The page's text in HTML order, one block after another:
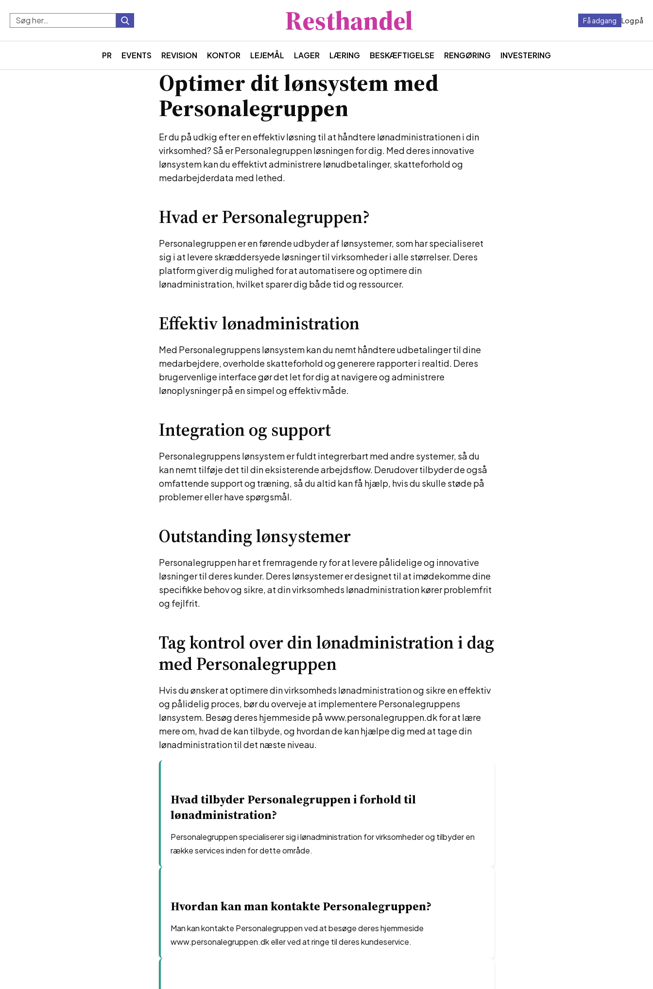
Resthandel Log på
Få adgang
PR EVENTS REVISION KONTOR LEJEMÅL LAGER LÆRING BESKÆFTIGELSE RENGØRING INVESTERING
Optimer dit lønsystem med
Personalegruppen
Er du på udkig efter en effektiv løsning til at håndtere lønadministrationen i din
virksomhed? Så er Personalegruppen løsningen for dig. Med deres innovative
lønsystem kan du effektivt administrere lønudbetalinger, skatteforhold og
medarbejderdata med lethed.
Hvad er Personalegruppen?
Personalegruppen er en førende udbyder af lønsystemer, som har specialiseret
sig i at levere skræddersyede løsninger til virksomheder i alle størrelser. Deres
platform giver dig mulighed for at automatisere og optimere din
lønadministration, hvilket sparer dig både tid og ressourcer.
Effektiv lønadministration
Med Personalegruppens lønsystem kan du nemt håndtere udbetalinger til dine
medarbejdere, overholde skatteforhold og generere rapporter i realtid. Deres
brugervenlige interface gør det let for dig at navigere og administrere
lønoplysninger på en simpel og effektiv måde.
Integration og support
Personalegruppens lønsystem er fuldt integrerbart med andre systemer, så du
kan nemt tilføje det til din eksisterende arbejdsflow. Derudover tilbyder de også
omfattende support og træning, så du altid kan få hjælp, hvis du skulle støde på
problemer eller have spørgsmål.
Outstanding lønsystemer
Personalegruppen har et fremragende ry for at levere pålidelige og innovative
løsninger til deres kunder. Deres lønsystemer er designet til at imødekomme dine
specifikke behov og sikre, at din virksomheds lønadministration kører problemfrit
og fejlfrit.
Tag kontrol over din lønadministration i dag
med Personalegruppen
Hvis du ønsker at optimere din virksomheds lønadministration og sikre en effektiv
og pålidelig proces, bør du overveje at implementere Personalegruppens
lønsystem. Besøg deres hjemmeside på www.personalegruppen.dk for at lære
mere om, hvad de kan tilbyde, og hvordan de kan hjælpe dig med at tage din
lønadministration til det næste niveau.
Hvad tilbyder Personalegruppen i forhold til
lønadministration?
Personalegruppen specialiserer sig i lønadministration for virksomheder og tilbyder en
række services inden for dette område.
Hvordan kan man kontakte Personalegruppen?
Man kan kontakte Personalegruppen ved at besøge deres hjemmeside
www.personalegruppen.dk eller ved at ringe til deres kundeservice.